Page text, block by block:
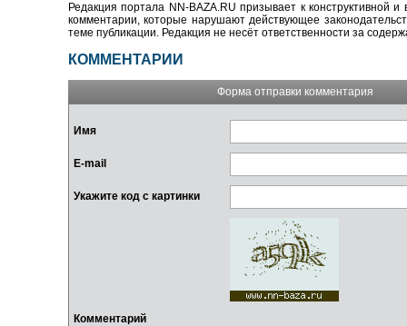
Редакция портала NN-BAZA.RU призывает к конструктивной
комментарии, которые нарушают действующее
теме публикации. Редакция не несёт ответственности за
КОММЕНТАРИИ
Форма отправки комментария
Имя
E-mail
Укажите код с картинки
Комментарий